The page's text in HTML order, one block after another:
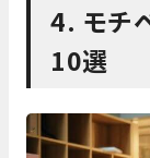
4. モチ
10選